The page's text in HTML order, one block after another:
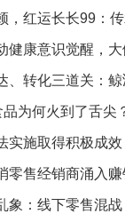
品为何火到了舌尖
实施取得积极成效
零售经销商涌入